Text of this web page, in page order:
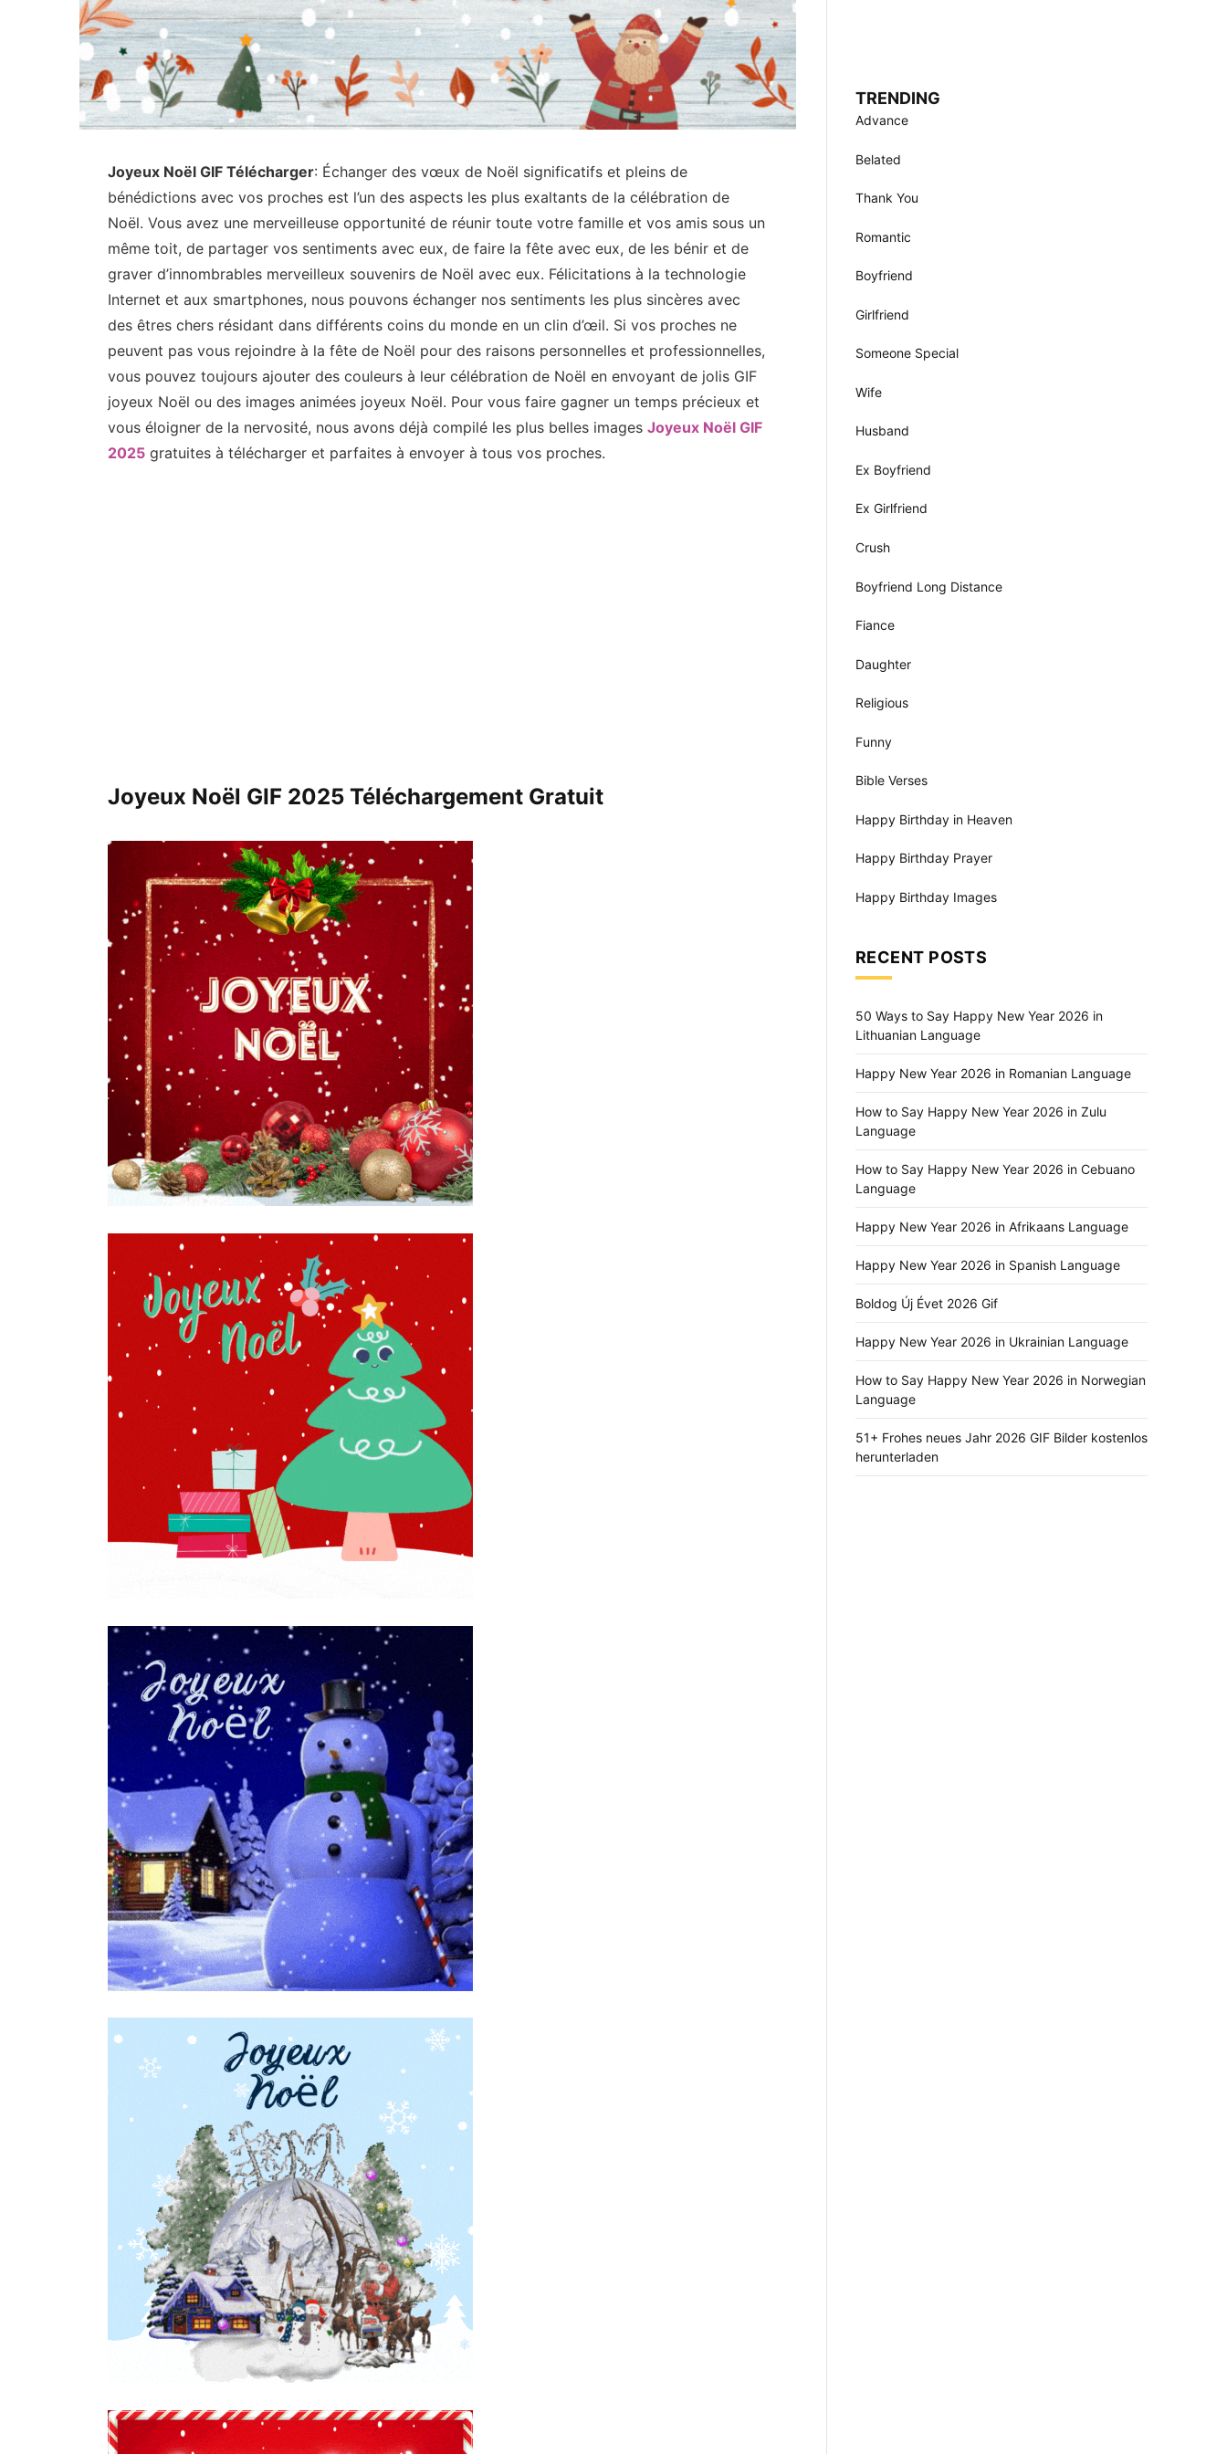
Joyeux Noël GIF Télécharger: Échanger des vœux de Noël significatifs et pleins de
bénédictions avec vos proches est l’un des aspects les plus exaltants de la célébration de
Noël. Vous avez une merveilleuse opportunité de réunir toute votre famille et vos amis sous un
même toit, de partager vos sentiments avec eux, de faire la fête avec eux, de les bénir et de
graver d’innombrables merveilleux souvenirs de Noël avec eux. Félicitations à la technologie
Internet et aux smartphones, nous pouvons échanger nos sentiments les plus sincères avec
des êtres chers résidant dans différents coins du monde en un clin d’œil. Si vos proches ne
peuvent pas vous rejoindre à la fête de Noël pour des raisons personnelles et professionnelles,
vous pouvez toujours ajouter des couleurs à leur célébration de Noël en envoyant de jolis GIF
joyeux Noël ou des images animées joyeux Noël. Pour vous faire gagner un temps précieux et
vous éloigner de la nervosité, nous avons déjà compilé les plus belles images Joyeux Noël GIF
2025gratuites à télécharger et parfaites à envoyer à tous vos proches.
Joyeux Noël GIF 2025 Téléchargement Gratuit
TRENDING
Advance
Belated
Thank You
Romantic
Boyfriend
Girlfriend
Someone Special
Wife
Husband
Ex Boyfriend
Ex Girlfriend
Crush
Boyfriend Long Distance
Fiance
Daughter
Religious
Funny
Bible Verses
Happy Birthday in Heaven
Happy Birthday Prayer
Happy Birthday Images
RECENT POSTS
50 Ways to Say Happy New Year 2026 in
Lithuanian Language
Happy New Year 2026 in Romanian Language
How to Say Happy New Year 2026 in Zulu
Language
How to Say Happy New Year 2026 in Cebuano
Language
Happy New Year 2026 in Afrikaans Language
Happy New Year 2026 in Spanish Language
Boldog Új Évet 2026 Gif
Happy New Year 2026 in Ukrainian Language
How to Say Happy New Year 2026 in Norwegian
Language
51+ Frohes neues Jahr 2026 GIF Bilder kostenlos
herunterladen